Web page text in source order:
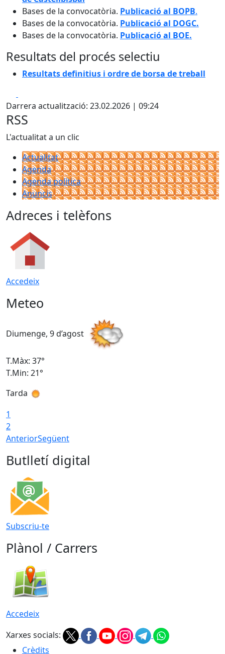
Bases de la convocatòria. Publicació al BOPB.
Bases de la convocatòria. Publicació al DOGC.
Bases de la convocatòria. Publicació al BOE.
Resultats del procés selectiu
Resultats definitius i ordre de borsa de treball
Darrera actualització: 23.02.2026 | 09:24
RSS
L'actualitat a un clic
Actualitat
Agenda
Agenda política
Anuncis
Adreces i telèfons
Accedeix
Meteo
Diumenge, 9 d’agost
T.Màx: 37°
T.Min: 21°
Tarda
1
2
AnteriorSegüent
Butlletí digital
Subscriu-te
Plànol / Carrers
Accedeix
Xarxes socials:
Crèdits